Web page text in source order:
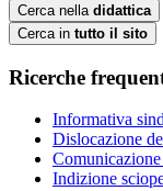
Cerca nella didattica
Cerca in tutto il sito
Ricerche
Informativa
Dislocazione
Indizione